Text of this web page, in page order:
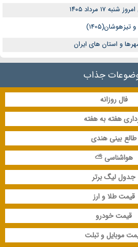
مرداد ۱۴۰۵
و استان های ایران
جذاب
فال روزانه
هفته به هفته
طالع بینی هندی
هواشناسی ⛅
جدول لیگ برتر
قیمت طلا و ارز
قیمت خودرو
موبایل و تبلت